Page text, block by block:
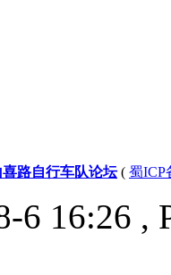
路自行车队论坛( 蜀ICP
6 16:26 ,